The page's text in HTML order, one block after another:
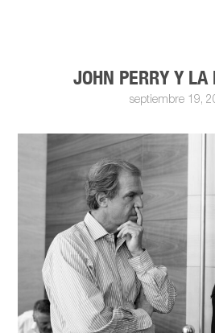
JOHN PERRY Y LA
septiembre 19,